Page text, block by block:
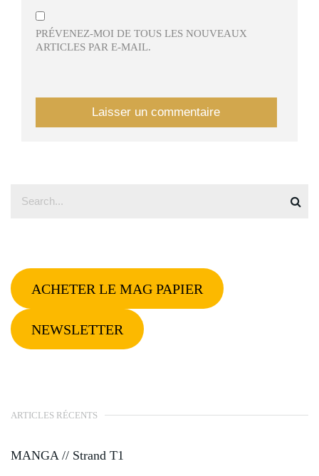
PRÉVENEZ-MOI DE TOUS LES NOUVEAUX
ARTICLES PAR E-MAIL.
ACHETER LE MAG PAPIER
NEWSLETTER
ARTICLES RÉCENTS
MANGA // Strand T1